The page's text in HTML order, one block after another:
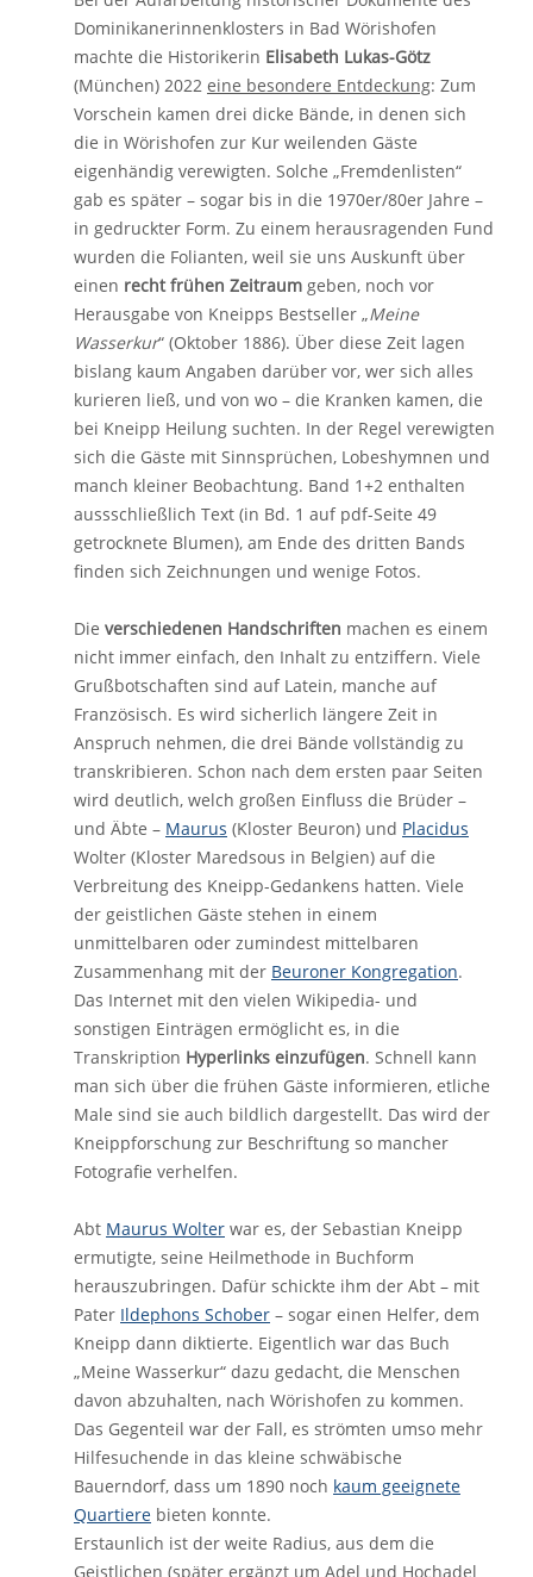
Dominikanerinnenklosters in Bad Wörishofen
machte die Historikerin Elisabeth Lukas-Götz
(München) 2022 eine besondere Entdeckung: Zum
Vorschein kamen drei dicke Bände, in denen sich
die in Wörishofen zur Kur weilenden Gäste
eigenhändig verewigten. Solche „Fremdenlisten“
gab es später – sogar bis in die 1970er/80er Jahre –
in gedruckter Form. Zu einem herausragenden Fund
wurden die Folianten, weil sie uns Auskunft über
einen recht frühen Zeitraum geben, noch vor
Herausgabe von Kneipps Bestseller „Meine
Wasserkur“ (Oktober 1886). Über diese Zeit lagen
bislang kaum Angaben darüber vor, wer sich alles
kurieren ließ, und von wo – die Kranken kamen, die
bei Kneipp Heilung suchten. In der Regel verewigten
sich die Gäste mit Sinnsprüchen, Lobeshymnen und
manch kleiner Beobachtung. Band 1+2 enthalten
aussschließlich Text (in Bd. 1 auf pdf-Seite 49
getrocknete Blumen), am Ende des dritten Bands
finden sich Zeichnungen und wenige Fotos.
Die verschiedenen Handschriften machen es einem
nicht immer einfach, den Inhalt zu entziffern. Viele
Grußbotschaften sind auf Latein, manche auf
Französisch. Es wird sicherlich längere Zeit in
Anspruch nehmen, die drei Bände vollständig zu
transkribieren. Schon nach dem ersten paar Seiten
wird deutlich, welch großen Einfluss die Brüder –
und Äbte – Maurus (Kloster Beuron) und Placidus
Wolter (Kloster Maredsous in Belgien) auf die
Verbreitung des Kneipp-Gedankens hatten. Viele
der geistlichen Gäste stehen in einem
unmittelbaren oder zumindest mittelbaren
Zusammenhang mit der Beuroner Kongregation.
Das Internet mit den vielen Wikipedia- und
sonstigen Einträgen ermöglicht es, in die
Transkription Hyperlinks einzufügen. Schnell kann
man sich über die frühen Gäste informieren, etliche
Male sind sie auch bildlich dargestellt. Das wird der
Kneippforschung zur Beschriftung so mancher
Fotografie verhelfen.
Abt Maurus Wolter war es, der Sebastian Kneipp
ermutigte, seine Heilmethode in Buchform
herauszubringen. Dafür schickte ihm der Abt – mit
Pater Ildephons Schober – sogar einen Helfer, dem
Kneipp dann diktierte. Eigentlich war das Buch
„Meine Wasserkur“ dazu gedacht, die Menschen
davon abzuhalten, nach Wörishofen zu kommen.
Das Gegenteil war der Fall, es strömten umso mehr
Hilfesuchende in das kleine schwäbische
Bauerndorf, dass um 1890 noch kaum geeignete
Quartiere bieten konnte.
Erstaunlich ist der weite Radius, aus dem die
Geistlichen (später ergänzt um Adel und Hochadel